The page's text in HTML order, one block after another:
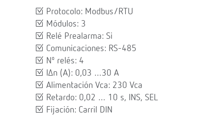
Protocolo: Modbus/RTU
Módulos: 3
Relé Prealarma: Si
Comunicaciones: RS-485
Nº relés: 4
IΔn (A): 0,03 …30 A
Alimentación Vca: 230 Vca
Retardo: 0,02 … 10 s, INS, SEL
Fijación: Carril DIN